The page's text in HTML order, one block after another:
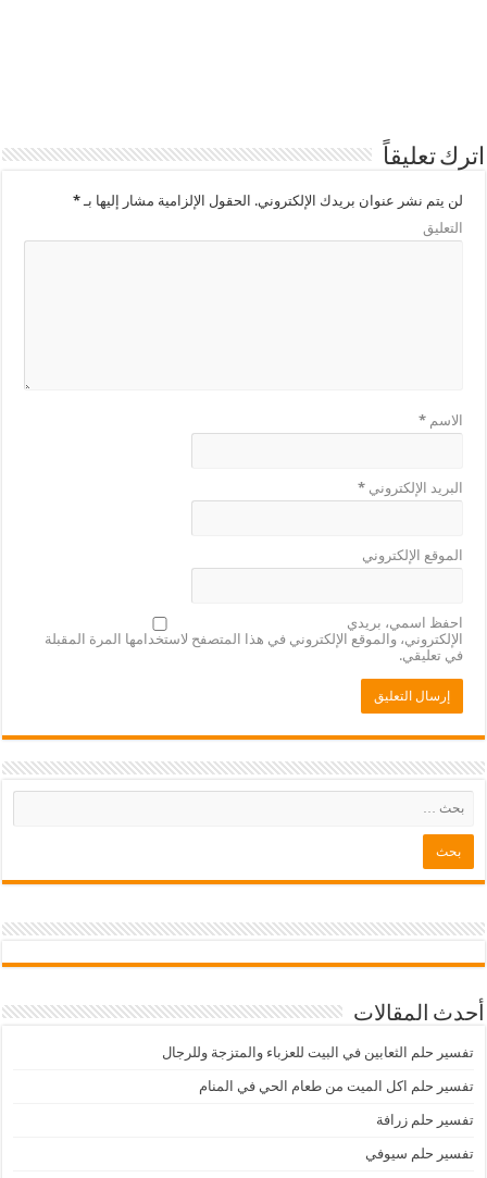
اترك تعليقاً
لن يتم نشر عنوان بريدك الإلكتروني. الحقول الإلزامية مشار إليها بـ*
التعليق
الاسم*
البريد الإلكتروني*
الموقع الإلكتروني
احفظ اسمي، بريدي
الإلكتروني، والموقع الإلكتروني في هذا المتصفح لاستخدامها المرة المقبلة
في تعليقي.
أحدث المقالات
تفسير حلم الثعابين في البيت للعزباء والمتزجة وللرجال
تفسير حلم اكل الميت من طعام الحي في المنام
تفسير حلم زرافة
تفسير حلم سيوفي